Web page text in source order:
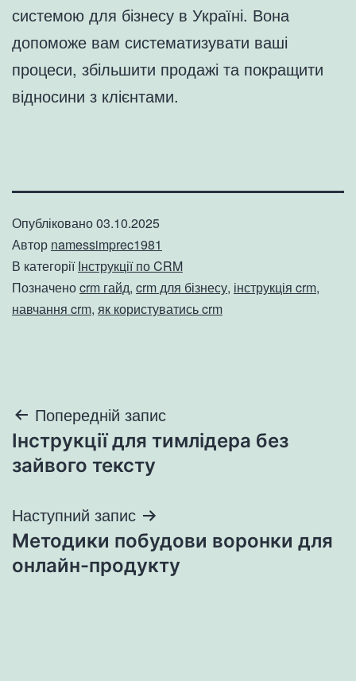
системою для бізнесу в Україні. Вона
допоможе вам систематизувати ваші
процеси, збільшити продажі та покращити
відносини з клієнтами.
Опубліковано03.10.2025
Автор namessimprec1981
В категоріїІнструкції по CRM
Позначеноcrm гайд, crm для бізнесу, інструкція crm,
навчання crm, як користуватись crm
Навігація
записів
Попередній запис
Інструкції для тимлідера без
зайвого тексту
Наступний запис
Методики побудови воронки для
онлайн-продукту